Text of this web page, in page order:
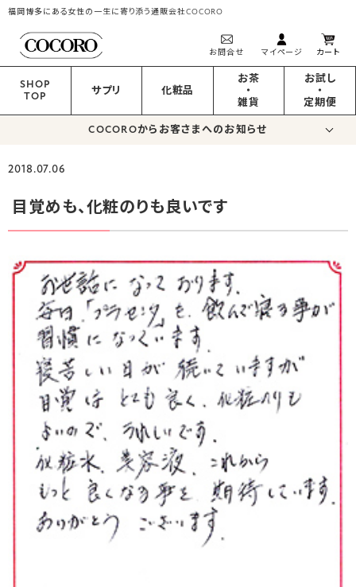
福岡博多にある女性の一生に寄り添う通販会社COCORO
お問合せ マイページ カート
SHOP
TOP
サプリ 化粧品
お茶
・
雑貨
お試し
・
定期便
COCOROからお客さまへのお知らせ
2018.07.06
目覚めも、化粧のりも良いです